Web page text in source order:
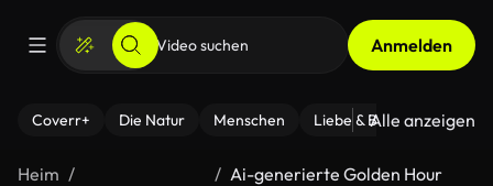
Anmelden
Coverr+ Die Natur Menschen Liebe & Beziehungen
Alle anzeigen
Heim
Ai-generierte Golden Hour